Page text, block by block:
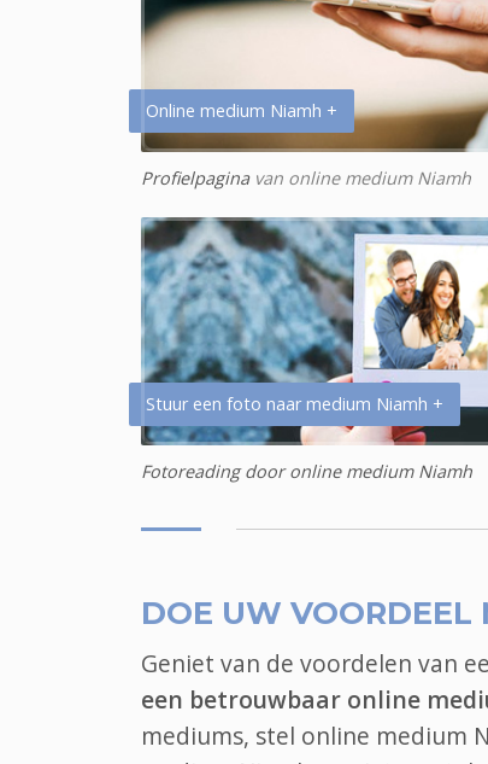
Online medium Niamh +
Profielpaginavan online medium Niamh
Stuur een foto naar medium Niamh +
Fotoreading door online medium Niamh
DOE UW VOORDEEL
Geniet van de voordelen van
een betrouwbaar online
mediums, stel online medium